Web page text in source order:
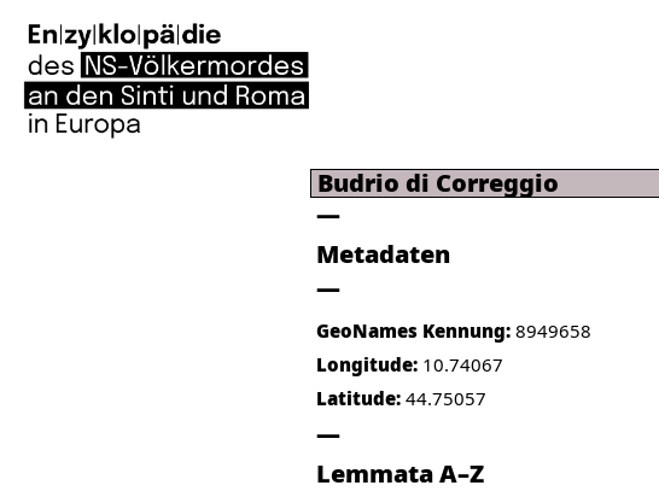
Budrio di Correggio
Metadaten
GeoNames Kennung: 8949658
Longitude: 10.74067
Latitude: 44.75057
Lemmata A–Z